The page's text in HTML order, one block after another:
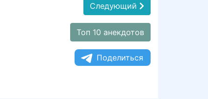
Следующий
Топ 10 анекдотов
Поделиться